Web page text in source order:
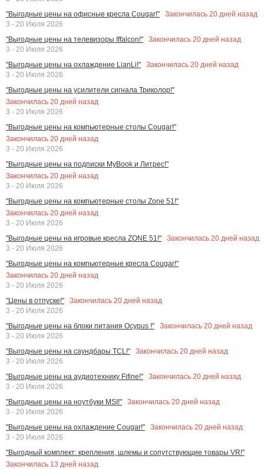
"Выгодные цены на офисные кресла Cougar!"
Закончилась 20 дней назад
3 - 20 Июля 2026
"Выгодные цены на телевизоры Iffalcon!"
Закончилась 20 дней назад
3 - 20 Июля 2026
"Выгодные цены на охлаждение LianLi!"
Закончилась 20 дней назад
3 - 20 Июля 2026
"Выгодные цены на усилители сигнала Триколор!"
Закончилась 20 дней назад
3 - 20 Июля 2026
"Выгодные цены на компьютерные столы Cougar!"
Закончилась 20 дней назад
3 - 20 Июля 2026
"Выгодные цены на подписки MyBook и Литрес!"
Закончилась 20 дней назад
3 - 20 Июля 2026
"Выгодные цены на компьютерные столы Zone 51!"
Закончилась 20 дней назад
3 - 20 Июля 2026
"Выгодные цены на игровые кресла ZONE 51!"
Закончилась 20 дней назад
3 - 20 Июля 2026
"Выгодные цены на компьютерные кресла Cougar!"
Закончилась 20 дней назад
3 - 20 Июля 2026
"Цены в отпуске!"
Закончилась 20 дней назад
3 - 20 Июля 2026
"Выгодные цены на блоки питания Ocypus !"
Закончилась 20 дней назад
3 - 20 Июля 2026
"Выгодные цены на саундбары TCL!"
Закончилась 20 дней назад
3 - 20 Июля 2026
"Выгодные цены на аудиотехнику Fifine!"
Закончилась 20 дней назад
3 - 20 Июля 2026
"Выгодные цены на ноутбуки MSI!"
Закончилась 20 дней назад
3 - 20 Июля 2026
"Выгодные цены на охлаждение Cougar!"
Закончилась 20 дней назад
3 - 20 Июля 2026
"Выгодный комплект: крепления, шлемы и сопутствующие товары VR!"
Закончилась 13 дней назад